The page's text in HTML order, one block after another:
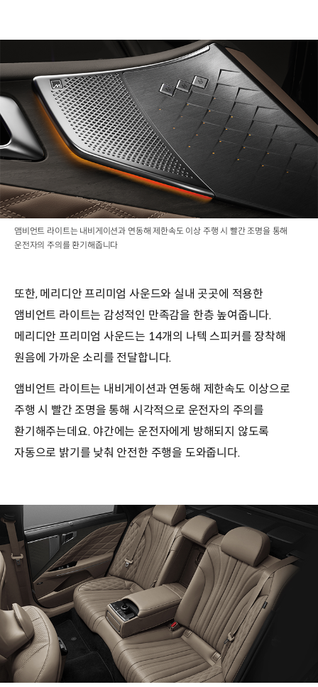
앰비언트 라이트는 내비게이션과 연동해 제한속도 이상 주행 시 빨간 조명을 통해
운전자의 주의를 환기해줍니다
또한, 메리디안 프리미엄 사운드와 실내 곳곳에 적용한
앰비언트 라이트는 감성적인 만족감을 한층 높여줍니다.
메리디안 프리미엄 사운드는 14개의 나텍 스피커를 장착해
원음에 가까운 소리를 전달합니다.
앰비언트 라이트는 내비게이션과 연동해 제한속도 이상으로
주행 시 빨간 조명을 통해 시각적으로 운전자의 주의를
환기해주는데요. 야간에는 운전자에게 방해되지 않도록
자동으로 밝기를 낮춰 안전한 주행을 도와줍니다.